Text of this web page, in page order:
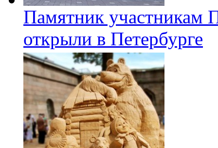
Памятник участникам
открыли в Петербурге